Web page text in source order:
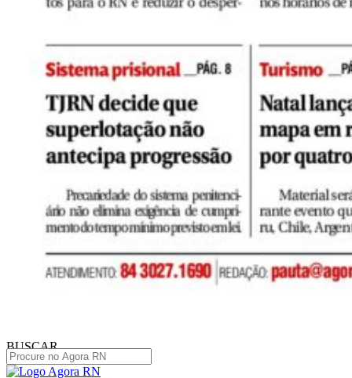
BUSCAR